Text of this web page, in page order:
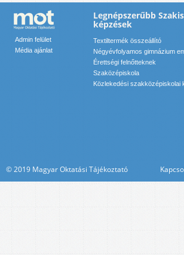
Admin felület
Média ajánlat
Legnépszerűbb
képzések
Textiltermék összeállító
Négyévfolyamos gimnázium
Érettségi felnőtteknek
Szaközépiskola
Közlekedési szakközépiskolai
© 2019 Magyar Oktatási Tájékoztató